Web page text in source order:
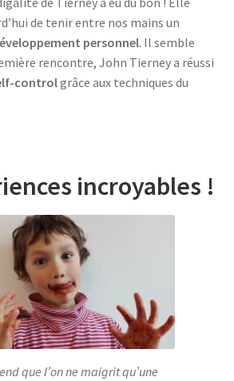
de tenir entre nos mains un
personnel. Il semble
rencontre, John Tierney a réussi
controlgrâce aux techniques du
incroyables !
que l’on ne maigrit qu’une